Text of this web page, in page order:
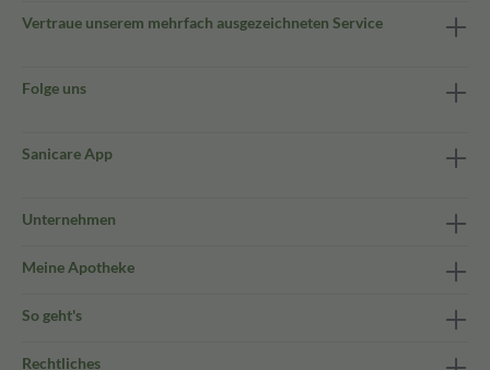
Vertraue unserem mehrfach ausgezeichneten Service
Folge uns
Sanicare App
Unternehmen
Meine Apotheke
So geht's
Rechtliches